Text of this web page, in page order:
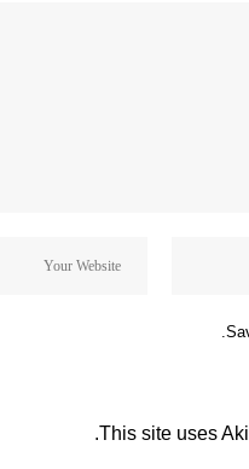
This site uses